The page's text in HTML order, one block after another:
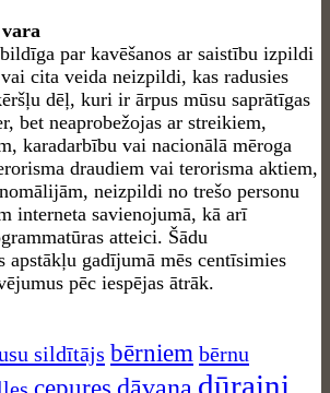
par kavēšanos ar saistību izpildi
cita veida neizpildi, kas radusies
dēļ, kuri ir ārpus mūsu saprātīgas
bet neaprobežojas ar streikiem,
karadarbību vai nacionālā mēroga
draudiem vai terorisma aktiem,
neizpildi no trešo personu
interneta savienojumā, kā arī
atteici. Šādu
apstākļu gadījumā mēs centīsimies
pēc iespējas ātrāk.
sildītājs bērniem bērnu
dāvana dūraiņi